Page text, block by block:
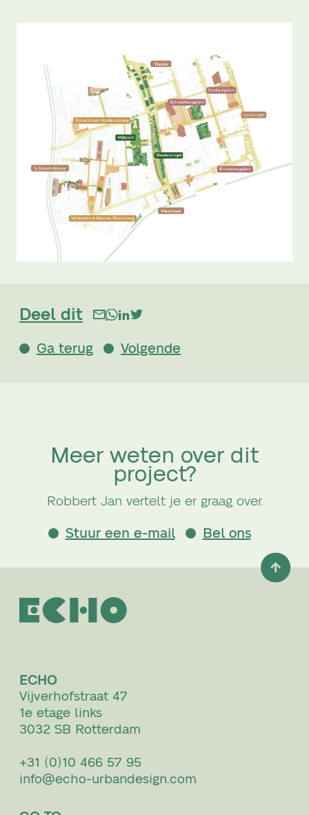
Deel dit
Ga terug Volgende
Meer weten over dit
project?
Robbert Jan vertelt je er graag over.
Stuur een e-mail Bel ons
ECHO
Vijverhofstraat 47
1e etage links
3032 SB Rotterdam
+31 (0)10 466 57 95
info@echo-urbandesign.com